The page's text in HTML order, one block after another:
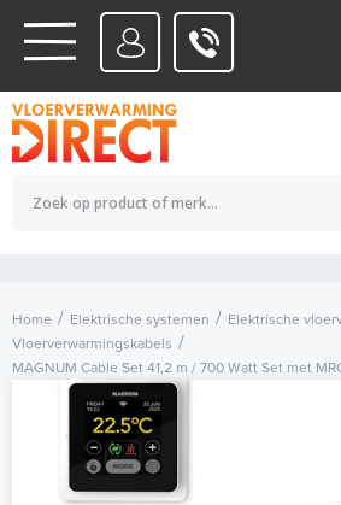
WATERSYSTEMEN
ELEKTRISCHE SYSTEMENTotaalbedrag (incl. BTW)
Home Elektrische systemen
Elektrische
Vloerverwarmingskabels
MAGNUM Cable Set 41,2 m / 700 Watt Set met